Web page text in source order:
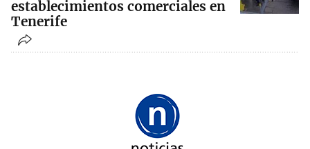
establecimientos comerciales en
Tenerife